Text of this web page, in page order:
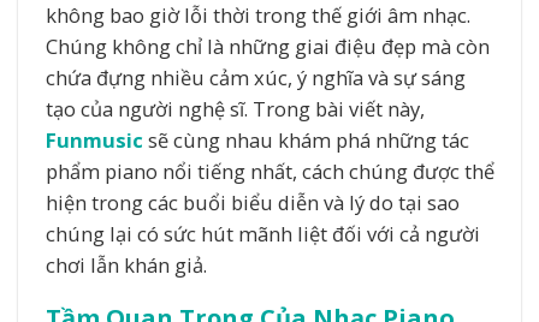
không bao giờ lỗi thời trong thế giới âm nhạc.
Chúng không chỉ là những giai điệu đẹp mà còn
chứa đựng nhiều cảm xúc, ý nghĩa và sự sáng
tạo của người nghệ sĩ. Trong bài viết này,
Funmusicsẽ cùng nhau khám phá những tác
phẩm piano nổi tiếng nhất, cách chúng được thể
hiện trong các buổi biểu diễn và lý do tại sao
chúng lại có sức hút mãnh liệt đối với cả người
chơi lẫn khán giả.